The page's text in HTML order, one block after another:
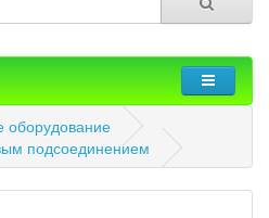
оборудование
подсоединением